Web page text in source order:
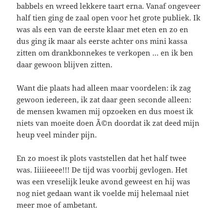
babbels en wreed lekkere taart erna. Vanaf ongeveer
half tien ging de zaal open voor het grote publiek. Ik
was als een van de eerste klaar met eten en zo en
dus ging ik maar als eerste achter ons mini kassa
zitten om drankbonnekes te verkopen … en ik ben
daar gewoon blijven zitten.
Want die plaats had alleen maar voordelen: ik zag
gewoon iedereen, ik zat daar geen seconde alleen:
de mensen kwamen mij opzoeken en dus moest ik
niets van moeite doen Ã©n doordat ik zat deed mijn
heup veel minder pijn.
En zo moest ik plots vaststellen dat het half twee
was. Iiiiieeee!!! De tijd was voorbij gevlogen. Het
was een vreselijk leuke avond geweest en hij was
nog niet gedaan want ik voelde mij helemaal niet
meer moe of ambetant.